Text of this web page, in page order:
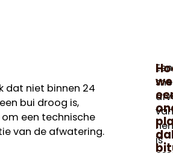
dat niet binnen 24
bui droog is,
een technische
van de afwatering.
Een
van
is